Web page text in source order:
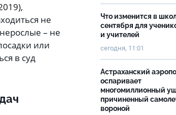
не
– не
или
в суд
Что изменится в
сентября для
и учителей
сегодня, 11:01
Астраханский
оспаривает
многомиллионный
причиненный
вороной